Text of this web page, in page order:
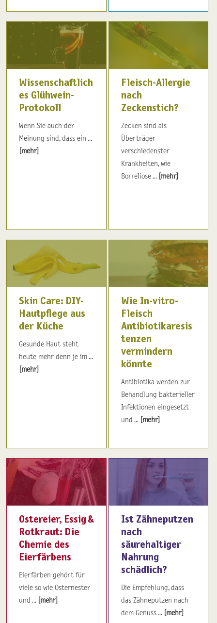
Wissenschaftlich
es Glühwein-
Protokoll
Wenn Sie auch der
Meinung sind, dass ein ...
[mehr]
Fleisch-Allergie
nach
Zeckenstich?
Zecken sind als
Überträger
verschiedenster
Krankheiten, wie
Borreliose ... [mehr]
Skin Care: DIY-
Hautpflege aus
der Küche
Gesunde Haut steht
heute mehr denn je im ...
[mehr]
Wie In-vitro-
Fleisch
Antibiotikaresis
tenzen
vermindern
könnte
Antibiotika werden zur
Behandlung bakterieller
Infektionen eingesetzt
und ... [mehr]
Ostereier, Essig &
Rotkraut: Die
Chemie des
Eierfärbens
Eierfärben gehört für
viele so wie Osternester
und ... [mehr]
Ist Zähneputzen
nach
säurehaltiger
Nahrung
schädlich?
Die Empfehlung, dass
das Zähneputzen nach
dem Genuss ... [mehr]